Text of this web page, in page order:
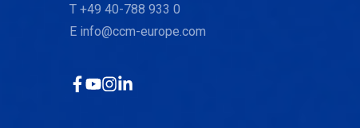
T+49 40-788 933 0
E info@ccm-europe.com